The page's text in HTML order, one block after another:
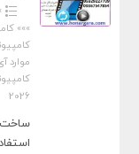
»»»
موارد
2026